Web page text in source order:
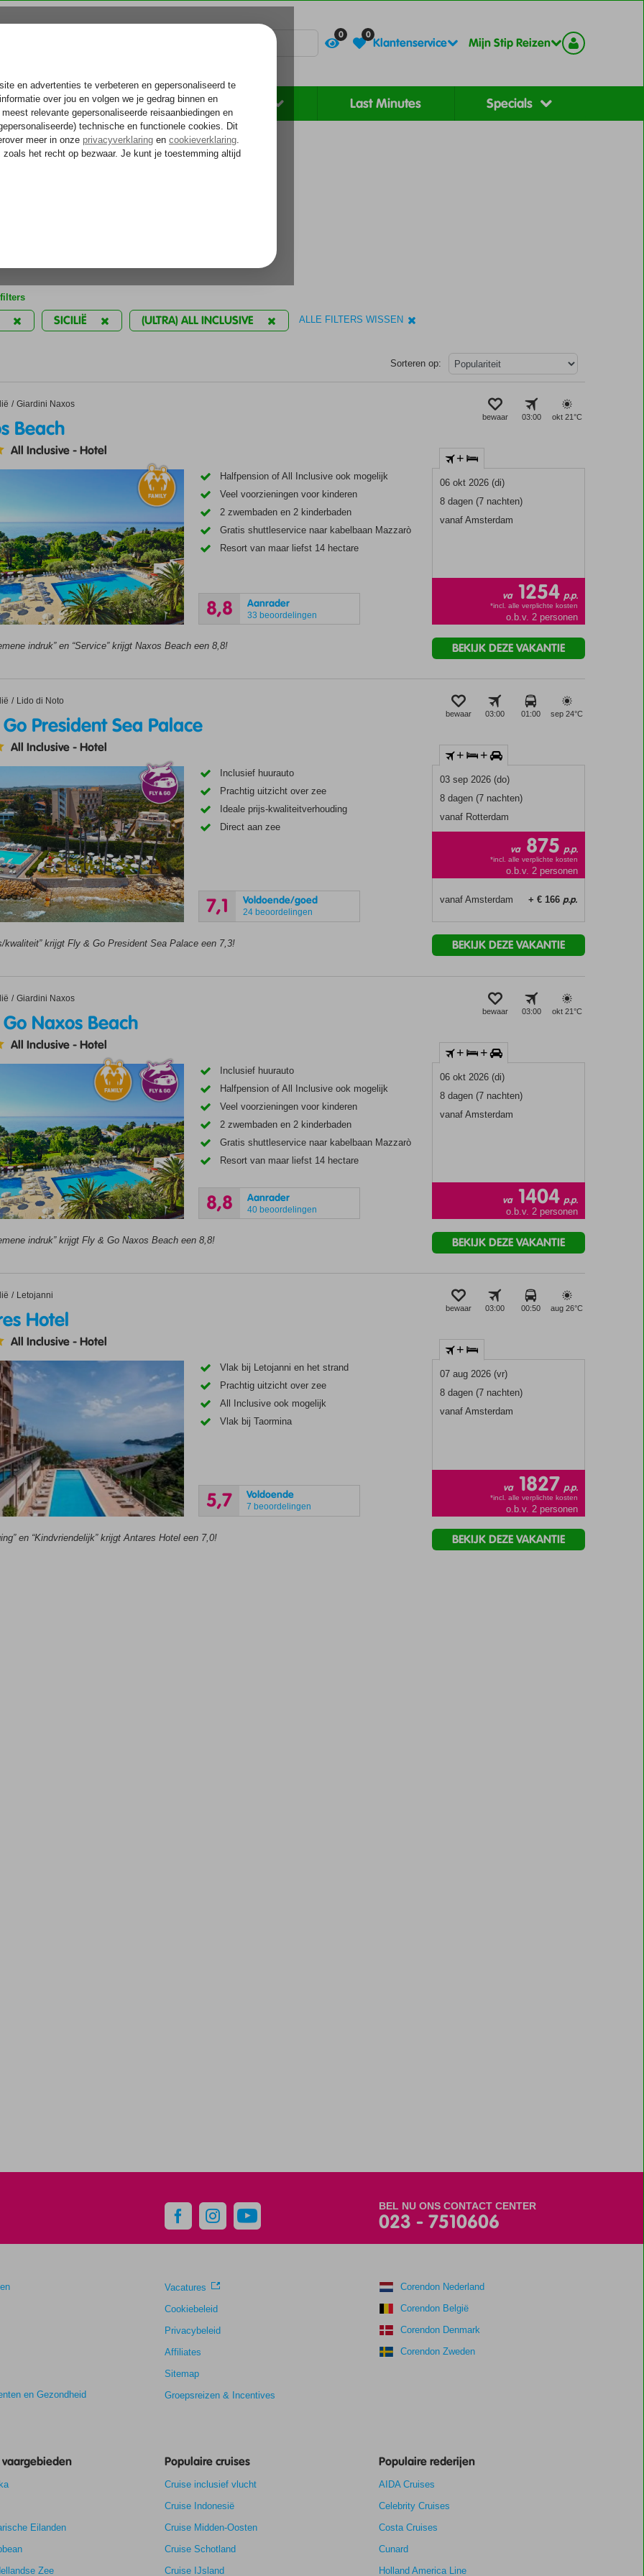
0 0
Klantenservice Mijn Stip Reizen
Rondreizen Zonvakantie Last Minutes Specials
Voelt als thuiskomen...
All Inclusive
SICILIË (ULTRA) ALL INCLUSIVE ALLE FILTERS WISSEN
Sorteren op:
Giardini Naxos
Beach
All Inclusive-Hotel
bewaar 03:00 okt 21°C
Halfpension of All Inclusive ook mogelijk
Veel voorzieningen voor kinderen
2 zwembaden en 2 kinderbaden
Gratis shuttleservice naar kabelbaan Mazzarò
Resort van maar liefst 14 hectare
8,8 Aanrader
33 beoordelingen
+
06 okt 2026 (di)
8 dagen (7 nachten)
vanaf Amsterdam
va 1254 p.p.
*incl. alle verplichte kosten
o.b.v. 2 personen
indruk” en “Service” krijgt Naxos Beach een 8,8! BEKIJK DEZE VAKANTIE
Lido di Noto
Sea Palace
President Sea Palace
All Inclusive-Hotel
bewaar 03:00 01:00 sep 24°C
Inclusief huurauto
Prachtig uitzicht over zee
Ideale prijs-kwaliteitverhouding
Direct aan zee
7,1 Voldoende/goed
24 beoordelingen
+ +
03 sep 2026 (do)
8 dagen (7 nachten)
vanaf Rotterdam
va 875 p.p.
*incl. alle verplichte kosten
o.b.v. 2 personen
vanaf Amsterdam + € 166 p.p.
kwaliteit” krijgt Fly & Go President Sea Palace een 7,3! BEKIJK DEZE VAKANTIE
Giardini Naxos
Beach
Naxos Beach
All Inclusive-Hotel
bewaar 03:00 okt 21°C
Inclusief huurauto
Halfpension of All Inclusive ook mogelijk
Veel voorzieningen voor kinderen
2 zwembaden en 2 kinderbaden
Gratis shuttleservice naar kabelbaan Mazzarò
Resort van maar liefst 14 hectare
8,8 Aanrader
40 beoordelingen
+ +
06 okt 2026 (di)
8 dagen (7 nachten)
vanaf Amsterdam
va 1404 p.p.
o.b.v. 2 personen
indruk” krijgt Fly & Go Naxos Beach een 8,8! BEKIJK DEZE VAKANTIE
Letojanni
Hotel
All Inclusive-Hotel
bewaar 03:00 00:50 aug 26°C
Vlak bij Letojanni en het strand
Prachtig uitzicht over zee
All Inclusive ook mogelijk
Vlak bij Taormina
5,7 Voldoende
7 beoordelingen
+
07 aug 2026 (vr)
8 dagen (7 nachten)
vanaf Amsterdam
va 1827 p.p.
*incl. alle verplichte kosten
o.b.v. 2 personen
en “Kindvriendelijk” krijgt Antares Hotel een 7,0! BEKIJK DEZE VAKANTIE
BEL NU ONS CONTACT CENTER
023 - 7510606
en Gezondheid
Vacatures
Cookiebeleid
Privacybeleid
Affiliates
Sitemap
Groepsreizen & Incentives
Corendon Nederland
Corendon België
Corendon Denmark
Corendon Zweden
Eilanden
Zee
Populaire cruises
Cruise inclusief vlucht
Cruise Indonesië
Cruise Midden-Oosten
Cruise Schotland
Cruise IJsland
Populaire rederijen
AIDA Cruises
Celebrity Cruises
Costa Cruises
Cunard
Holland America Line